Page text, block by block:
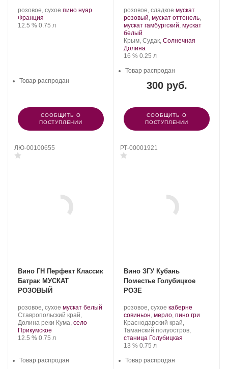
розовое, сухое .пино нуар.
Регион:
Франция
Крепость
12.5 %. Объем
0.75 л
Товар распродан
СООБЩИТЬ О
ПОСТУПЛЕНИИ
Производитель:
Солнечная
Долина.
розовое, сладкое .
Сорт
винограда:
мускат
розовый, мускат оттонель,
мускат гамбургский, мускат
белый
Регион:
Крым, Судак, Солнечная
Долина
Крепость
16 %. Объем
0.25 л
300 руб.
Товар распродан
СООБЩИТЬ О
ПОСТУПЛЕНИИ
ЛЮ-00100655
Вино ГН Перфект Классик
Батрак МУСКАТ
РОЗОВЫЙ
Производитель:
Батрак.
розовое, сухое .
Сорт
винограда:
мускат белый
Регион:
Ставропольский край,
Долина реки Кума, село
Прикумское
Крепость
12.5 %. Объем
0.75 л
Товар распродан
РТ-00001921
Вино ЗГУ Кубань
Поместье Голубицкое
РОЗЕ
Производитель:
Поместье
Голубицкое.
розовое, сухое .
Сорт
винограда:
каберне
совиньон, мерло, пино гри
Регион:
Краснодарский край,
Таманский полуостров,
станица Голубицкая
Крепость
13 %. Объем
0.75 л
Товар распродан